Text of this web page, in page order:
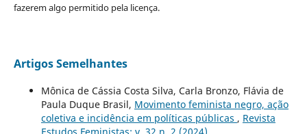
fazerem algo permitido pela licença.
Artigos Semelhantes
Mônica de Cássia Costa Silva, Carla Bronzo, Flávia de
Paula Duque Brasil, Movimento feminista negro, ação
coletiva e incidência em políticas públicas , Revista